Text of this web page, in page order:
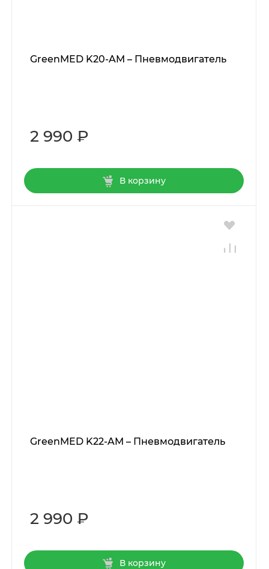
GreenMED K20-AM – Пневмодвигатель
2 990 ₽
В корзину
GreenMED K22-AM – Пневмодвигатель
2 990 ₽
В корзину